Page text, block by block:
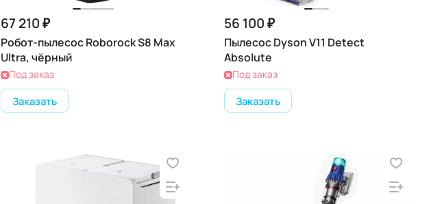
67 210 ₽
Робот-пылесос Roborock S8 Max
Ultra, чёрный
Под заказ
Заказать
56 100 ₽
Пылесос Dyson V11 Detect
Absolute
Под заказ
Заказать